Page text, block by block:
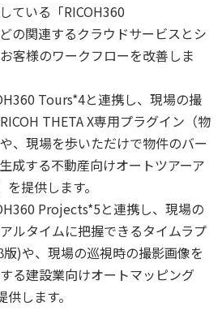
ている「RICOH360
の関連するクラウドサービスとシ
客様のワークフローを改善しま
Tours*4と連携し、現場の撮
THETA X専用プラグイン（物
、現場を歩いただけで物件のバー
成する不動産向けオートツアーア
提供します。
Projects*5と連携し、現場の
ルタイムに把握できるタイムラプ
)や、現場の巡視時の撮影画像を
る建設業向けオートマッピング
供します。